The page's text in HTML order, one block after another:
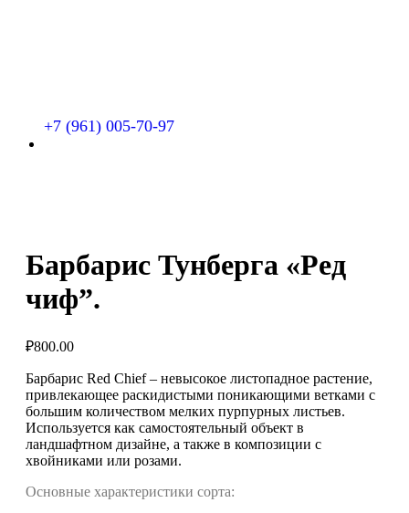
+7 (961) 005-70-97
Барбарис Тунберга «Ред
чиф”.
₽800.00
Барбарис Red Chief – невысокое листопадное растение,
привлекающее раскидистыми поникающими ветками с
большим количеством мелких пурпурных листьев.
Используется как самостоятельный объект в
ландшафтном дизайне, а также в композиции с
хвойниками или розами.
Основные характеристики сорта: